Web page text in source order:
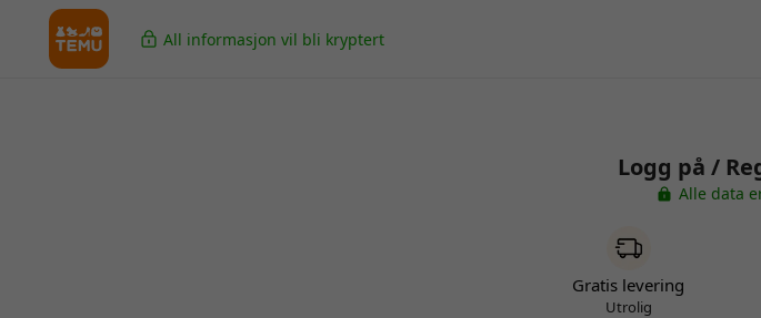
All informasjon vil bli kryptert
Logg på /
Alle data
Gratis levering
Utrolig